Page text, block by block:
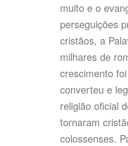
muito e o
perseguições
cristãos, a
milhares de
crescimento
converteu e
religião oficial
tornaram
colossenses.